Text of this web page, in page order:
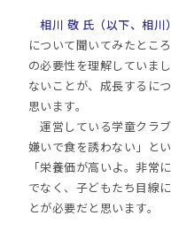
相川 敬 氏（以下、相川）
について聞いてみたとこ
の必要性を理解していま
ないことが、成長するに
思います。
運営している学童クラ
嫌いで食を誘わない」と
「栄養価が高いよ。非常
でなく、子どもたち目線
とが必要だと思います。